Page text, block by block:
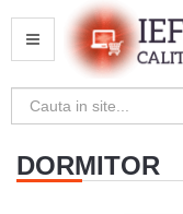
DORMITOR